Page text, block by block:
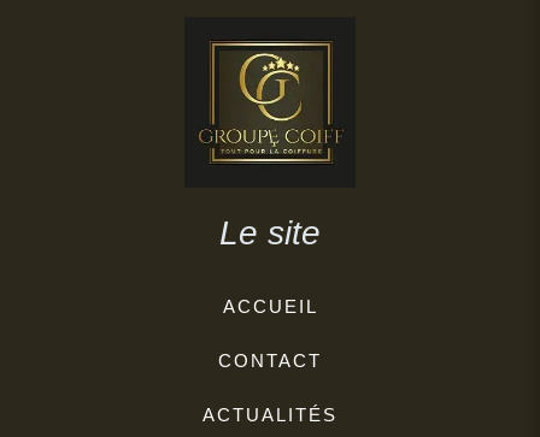
Le site
ACCUEIL
CONTACT
ACTUALITÉS